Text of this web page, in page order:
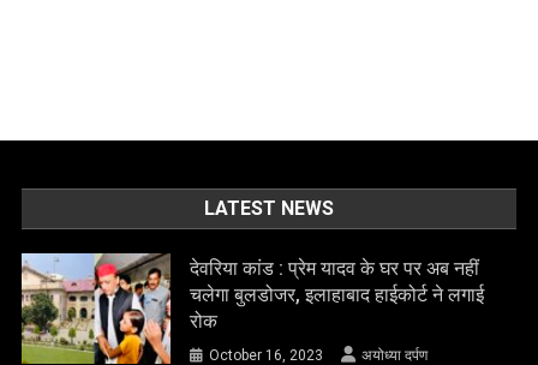
LATEST NEWS
देवरिया कांड : प्रेम यादव के घर पर अब नहीं
चलेगा बुलडोजर, इलाहाबाद हाईकोर्ट ने लगाई
रोक
October 16, 2023 अयोध्या दर्पण